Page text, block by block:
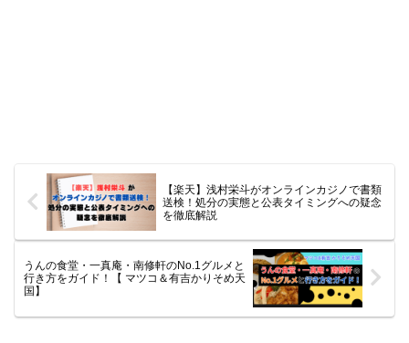
【楽天】浅村栄斗がオンラインカジノで書類
送検！処分の実態と公表タイミングへの疑念
を徹底解説
うんの食堂・一真庵・南修軒のNo.1グルメと
行き方をガイド！【 マツコ＆有吉かりそめ天
国】